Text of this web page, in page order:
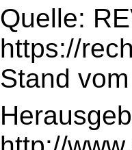
Quelle:
https://
Stand